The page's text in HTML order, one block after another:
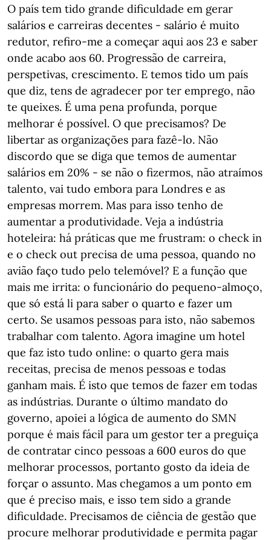
O país tem tido grande dificuldade em gerar
salários e carreiras decentes - salário é muito
redutor, refiro-me a começar aqui aos 23 e saber
onde acabo aos 60. Progressão de carreira,
perspetivas, crescimento. E temos tido um país
que diz, tens de agradecer por ter emprego, não
te queixes. É uma pena profunda, porque
melhorar é possível. O que precisamos? De
libertar as organizações para fazê-lo. Não
discordo que se diga que temos de aumentar
salários em 20% - se não o fizermos, não atraímos
talento, vai tudo embora para Londres e as
empresas morrem. Mas para isso tenho de
aumentar a produtividade. Veja a indústria
hoteleira: há práticas que me frustram: o check in
e o check out precisa de uma pessoa, quando no
avião faço tudo pelo telemóvel? E a função que
mais me irrita: o funcionário do pequeno-almoço,
que só está li para saber o quarto e fazer um
certo. Se usamos pessoas para isto, não sabemos
trabalhar com talento. Agora imagine um hotel
que faz isto tudo online: o quarto gera mais
receitas, precisa de menos pessoas e todas
ganham mais. É isto que temos de fazer em todas
as indústrias. Durante o último mandato do
governo, apoiei a lógica de aumento do SMN
porque é mais fácil para um gestor ter a preguiça
de contratar cinco pessoas a 600 euros do que
melhorar processos, portanto gosto da ideia de
forçar o assunto. Mas chegamos a um ponto em
que é preciso mais, e isso tem sido a grande
dificuldade. Precisamos de ciência de gestão que
procure melhorar produtividade e permita pagar